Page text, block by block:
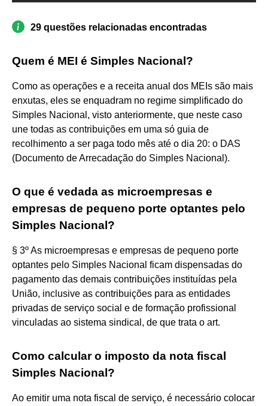
29 questões relacionadas encontradas
Quem é MEI é Simples Nacional?
Como as operações e a receita anual dos MEIs são mais
enxutas, eles se enquadram no regime simplificado do
Simples Nacional, visto anteriormente, que neste caso
une todas as contribuições em uma só guia de
recolhimento a ser paga todo mês até o dia 20: o DAS
(Documento de Arrecadação do Simples Nacional).
O que é vedada as microempresas e
empresas de pequeno porte optantes pelo
Simples Nacional?
§ 3º As microempresas e empresas de pequeno porte
optantes pelo Simples Nacional ficam dispensadas do
pagamento das demais contribuições instituídas pela
União, inclusive as contribuições para as entidades
privadas de serviço social e de formação profissional
vinculadas ao sistema sindical, de que trata o art.
Como calcular o imposto da nota fiscal
Simples Nacional?
Ao emitir uma nota fiscal de serviço, é necessário colocar